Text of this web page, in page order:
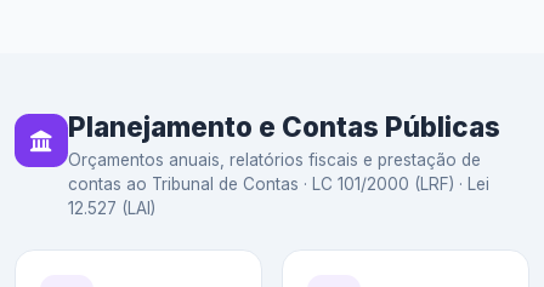
Planejamento e Contas Públicas
Orçamentos anuais, relatórios fiscais e prestação de
contas ao Tribunal de Contas · LC 101/2000 (LRF) · Lei
12.527 (LAI)